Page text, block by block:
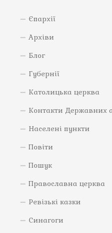
Єпархії
Архіви
Блог
Губернії
Католицька церква
Контакти Державних
Населені пункти
Повіти
Пошук
Православна церква
Ревізькі казки
Синагоги